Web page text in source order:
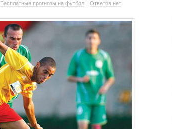
Бесплатные прогнозы на футбол | Ответов нет